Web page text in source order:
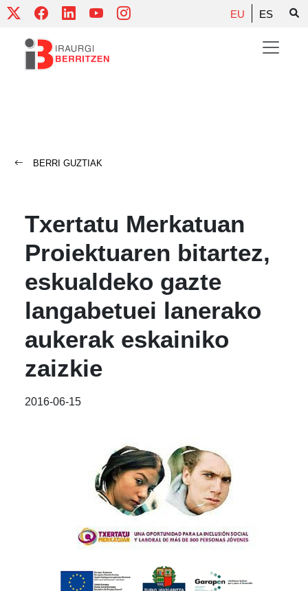
Skip
content
EU ES
BERRI GUZTIAK
Txertatu Merkatuan
Proiektuaren bitartez,
eskualdeko gazte
langabetuei lanerako
aukerak eskainiko
zaizkie
2016-06-15